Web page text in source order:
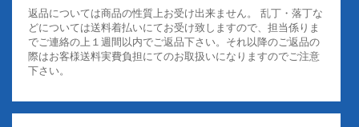
返品については商品の性質上お受け出来ません。 乱丁・落丁な
どについては送料着払いにてお受け致しますので、担当係りま
でご連絡の上１週間以内でご返品下さい。それ以降のご返品の
際はお客様送料実費負担にてのお取扱いになりますのでご注意
下さい。